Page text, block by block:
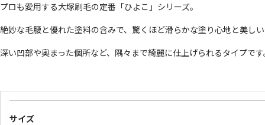
プロも愛用する大塚刷毛の定番「ひよこ」シリーズ。
絶妙な毛腰と優れた塗料の含みで、驚くほど滑らかな塗り心地と美し
深い凹部や奥まった個所など、隅々まで綺麗に仕上げられるタイプで
サイズ